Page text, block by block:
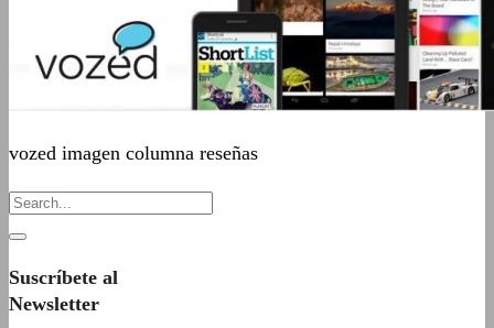
vozed imagen columna reseñas
Suscríbete al
Newsletter